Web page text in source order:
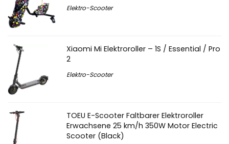
Elektro-Scooter
Xiaomi Mi Elektroroller – 1S / Essential / Pro
2
Elektro-Scooter
TOEU E-Scooter Faltbarer Elektroroller
Erwachsene 25 km/h 350W Motor Electric
Scooter (Black)